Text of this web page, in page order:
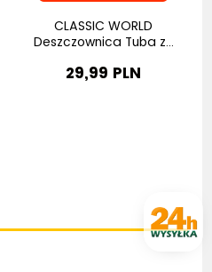
CLASSIC WORLD
Deszczownica Tuba z...
29,99 PLN